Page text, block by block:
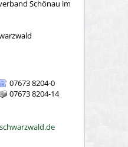
Schönau im
07673 8204-0
07673 8204-14